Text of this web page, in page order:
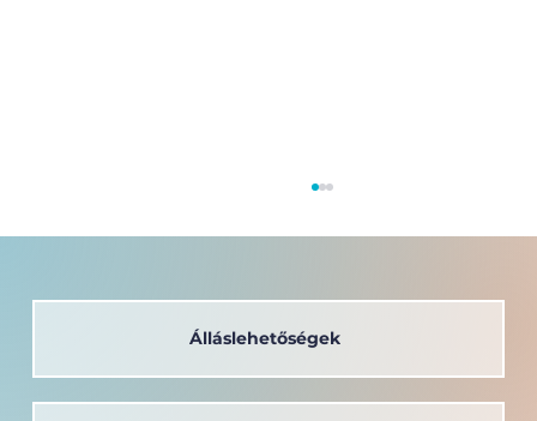
Álláslehetőségek